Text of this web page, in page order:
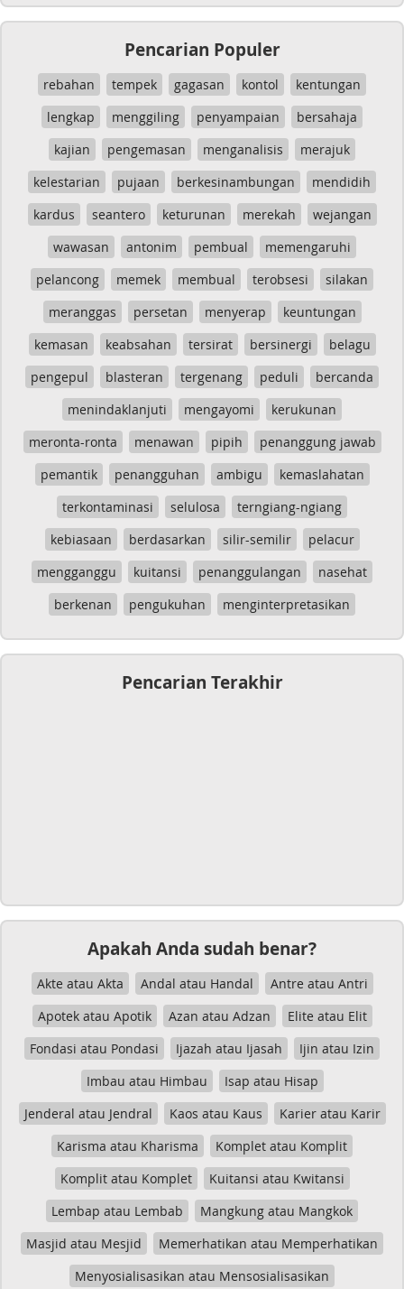
Pencarian Populer
rebahan tempek gagasan kontol
kentungan
lengkap
menggiling penyampaian
bersahaja
kajian
pengemasan menganalisis
merajuk
kelestarian
pujaan berkesinambungan
mendidih
kardus
seantero keturunan merekah
wejangan
wawasan
antonim pembual
memengaruhi
pelancong
memek membual terobsesi
silakan
meranggas
persetan menyerap
keuntungan
kemasan
keabsahan tersirat bersinergi
belagu
pengepul
blasteran tergenang peduli
bercanda
menindaklanjuti
mengayomi
kerukunan
meronta-ronta
menawan pipih
penanggung jawab
pemantik
penangguhan ambigu
kemaslahatan
terkontaminasi
selulosa
terngiang-ngiang
kebiasaan
berdasarkan silir-semilir
pelacur
mengganggu
kuitansi penanggulangan
nasehat
berkenan
pengukuhan menginterpretasikan
Pencarian Terakhir
Apakah Anda sudah benar?
Akte atau Akta Andal atau Handal
Antre atau Antri
Apotek atau Apotik
Azan atau Adzan
Elite atau Elit
Fondasi atau Pondasi
Ijazah atau Ijasah
Ijin atau Izin
Imbau atau Himbau
Isap atau Hisap
Jenderal atau Jendral
Kaos atau Kaus
Karier atau Karir
Karisma atau Kharisma
Komplet atau Komplit
Komplit atau Komplet
Kuitansi atau Kwitansi
Lembap atau Lembab
Mangkung atau Mangkok
Masjid atau Mesjid
Memerhatikan atau Memperhatikan
Menyosialisasikan atau Mensosialisasikan